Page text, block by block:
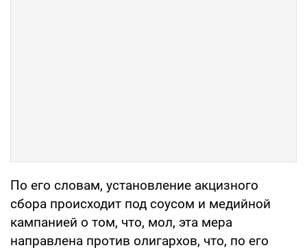
По его словам, установление акцизного
сбора происходит под соусом и медийной
кампанией о том, что, мол, эта мера
направлена против олигархов, что, по его